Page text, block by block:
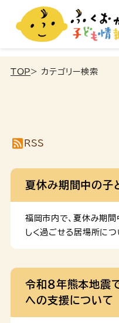
TOP> カテゴリー検索
RSS
夏休み期間中の子
福岡市内で、夏休み期
しく過ごせる居場所に
意しています。親子遊び
どの実施に加え、交流ス
できます。詳細は中央
令和８年熊本地震
への支援について